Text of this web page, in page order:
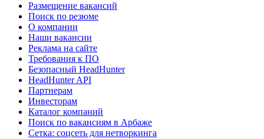
Размещение вакансий
Поиск по резюме
О компании
Наши вакансии
Реклама на сайте
Требования к ПО
Безопасный HeadHunter
HeadHunter API
Партнерам
Инвесторам
Каталог компаний
Поиск по вакансиям в Арбаже
Сетка: соцсеть для нетворкинга